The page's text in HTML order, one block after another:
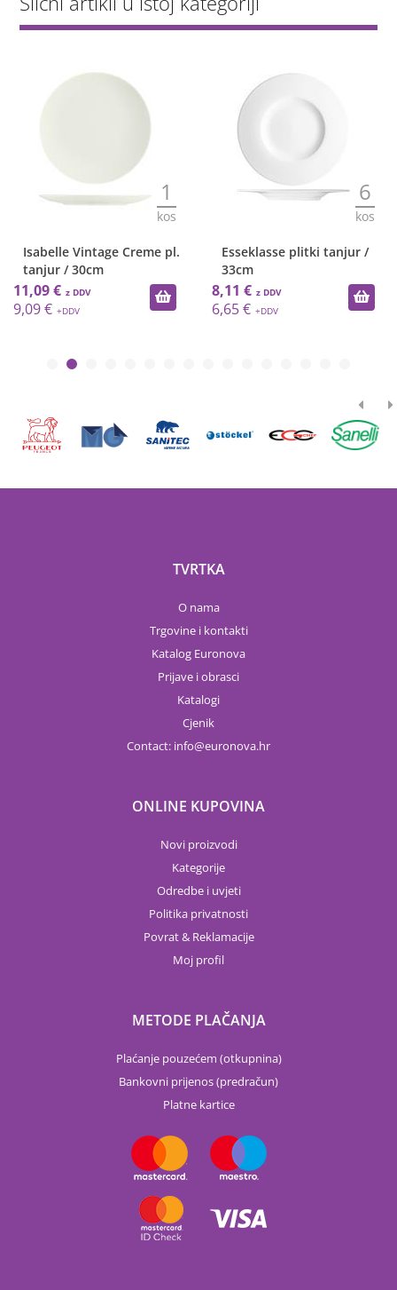
1
kos
Isabelle Vintage Creme pl.
tanjur / 30cm
11,09 €
9,09 €
6
kos
Esseklasse plitki tanjur /
33cm
8,11 €
6,65 €
TVRTKA
O nama
Trgovine i kontakti
Katalog Euronova
Prijave i obrasci
Katalogi
Cjenik
Contact: info euronova.hr
ONLINE KUPOVINA
Novi proizvodi
Kategorije
Odredbe i uvjeti
Politika privatnosti
Povrat & Reklamacije
Moj profil
METODE PLAČANJA
Plaćanje pouzećem (otkupnina)
Bankovni prijenos (predračun)
Platne kartice